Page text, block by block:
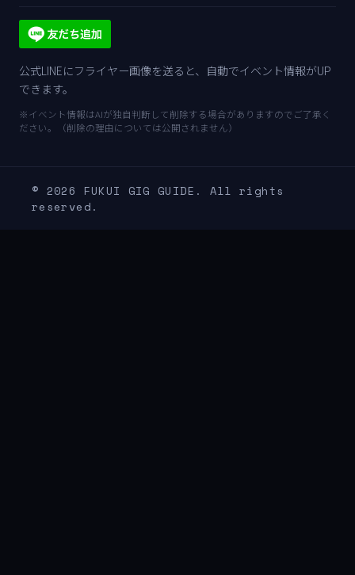
公式LINEにフライヤー画像を送ると、自動でイベント情報がUP
できます。
※イベント情報はAIが独自判断して削除する場合がありますのでご了承く
ださい。（削除の理由については公開されません）
© 2026 FUKUI GIG GUIDE. All rights
reserved.